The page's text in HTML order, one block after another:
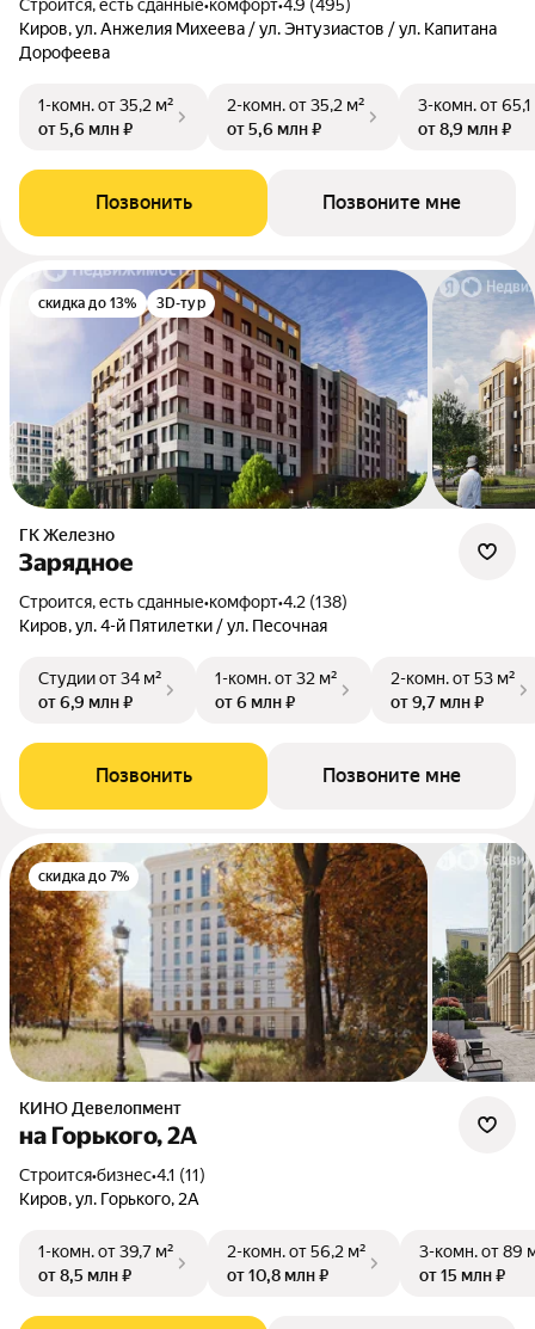
Строится, есть сданные•комфорт•4.9 (495)
Киров, ул. Анжелия Михеева / ул. Энтузиастов / ул. Капитана
Дорофеева
1-комн.от 35,2 м²
от 5,6 млн ₽
2-комн.от 35,2 м²
от 5,6 млн ₽
3-комн.от
от 8,9 млн ₽
Позвонить Позвоните мне
скидка до 13% 3D-тур
ГК Железно
Зарядное
Строится, есть сданные•комфорт•4.2 (138)
Киров, ул. 4-й Пятилетки / ул. Песочная
Студииот 34 м²
от 6,9 млн ₽
1-комн.от 32 м²
от 6 млн ₽
2-комн.от 53 м²
от 9,7 млн ₽
Позвонить Позвоните мне
скидка до 7%
КИНО Девелопмент
на Горького, 2А
Строится•бизнес•4.1 (11)
Киров, ул. Горького, 2А
1-комн.от 39,7 м²
от 8,5 млн ₽
2-комн.от 56,2 м²
от 10,8 млн ₽
3-комн.от 89
от 15 млн ₽